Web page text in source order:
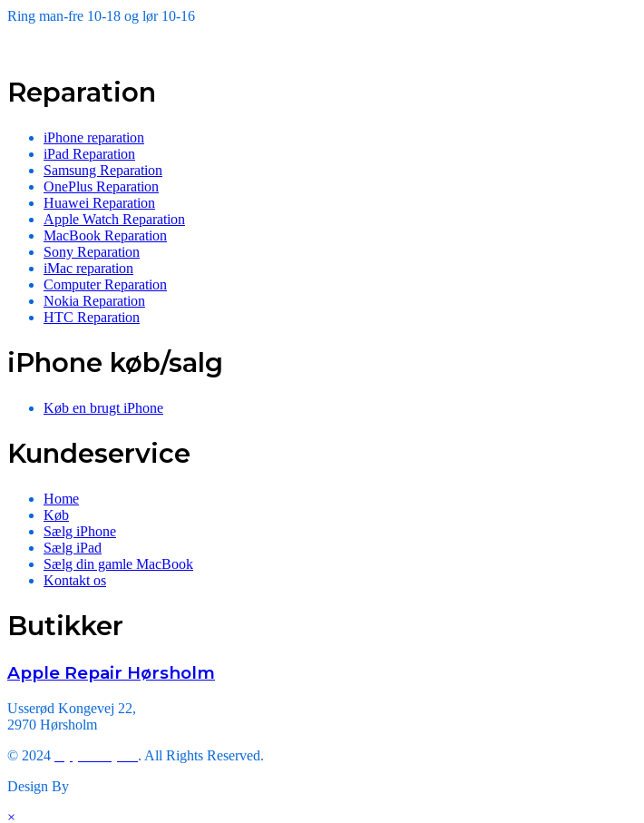
Ring man-fre 10-18 og lør 10-16
Reparation
iPhone reparation
iPad Reparation
Samsung Reparation
OnePlus Reparation
Huawei Reparation
Apple Watch Reparation
MacBook Reparation
Sony Reparation
iMac reparation
Computer Reparation
Nokia Reparation
HTC Reparation
iPhone køb/salg
Køb en brugt iPhone
Kundeservice
Home
Køb
Sælg iPhone
Sælg iPad
Sælg din gamle MacBook
Kontakt os
Butikker
Apple Repair Hørsholm
Usserød Kongevej 22,
2970 Hørsholm
© 2024
. All Rights Reserved.
Design By
×